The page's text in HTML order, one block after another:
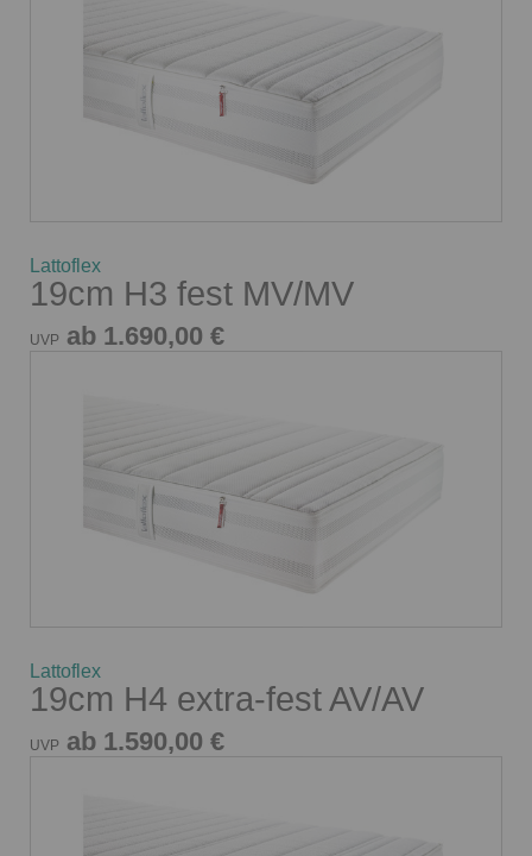
Lattoflex
19cm H3 fest MV/MV
UVP ab 1.690,00 €
Lattoflex
19cm H4 extra-fest AV/AV
UVP ab 1.590,00 €